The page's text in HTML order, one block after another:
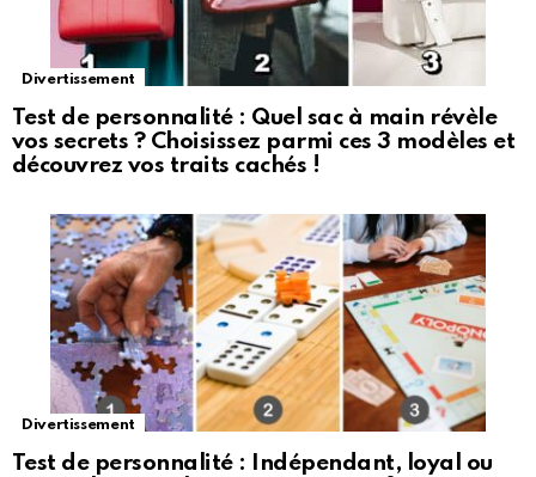
Divertissement
Test de personnalité : Quel sac à main révèle
vos secrets ? Choisissez parmi ces 3 modèles et
découvrez vos traits cachés !
Divertissement
Test de personnalité : Indépendant, loyal ou